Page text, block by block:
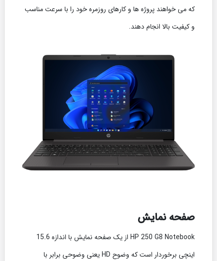
که می خواهند پروژه ها و کارهای روزمره خود را با سرعت مناسب
و کیفیت بالا انجام دهند.
صفحه نمایش
HP 250 G8 Notebook از یک صفحه نمایش با اندازه 15.6
اینچی برخوردار است که وضوح HD یعنی وضوحی برابر با